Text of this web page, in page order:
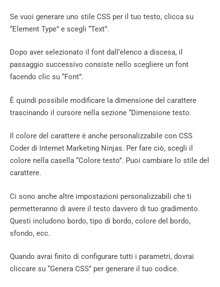
Se vuoi generare uno stile CSS per il tuo testo, clicca su
“Element Type” e scegli “Text”.
Dopo aver selezionato il font dall’elenco a discesa, il
passaggio successivo consiste nello scegliere un font
facendo clic su “Font”.
È quindi possibile modificare la dimensione del carattere
trascinando il cursore nella sezione “Dimensione testo.
Il colore del carattere è anche personalizzabile con CSS
Coder di Internet Marketing Ninjas. Per fare ciò, scegli il
colore nella casella “Colore testo”. Puoi cambiare lo stile del
carattere.
Ci sono anche altre impostazioni personalizzabili che ti
permetteranno di avere il testo davvero di tuo gradimento.
Questi includono bordo, tipo di bordo, colore del bordo,
sfondo, ecc.
Quando avrai finito di configurare tutti i parametri, dovrai
cliccare su “Genera CSS” per generare il tuo codice.